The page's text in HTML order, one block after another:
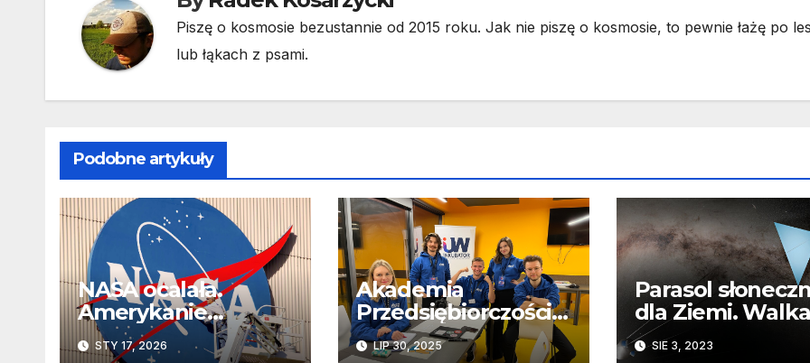
Piszę o kosmosie bezustannie od 2015 roku. Jak nie piszę o kosmosie, to pewnie łażę po
lub łąkach z psami.
Podobne artykuły
NASA ocalała.
Amerykanie
obronili przyszłość
agencji przed
STY 17, 2026
Akademia
Przedsiębiorczości
BraveCamp – osiem
lat programu, który
LIP 30, 2025
Parasol
dla Ziemi.
ociepleniem
klimatu z
SIE 3, 2023